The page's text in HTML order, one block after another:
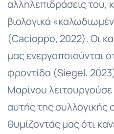
αλληλεπιδράσεις του,
βιολογικά
(Cacioppo, 2022). Οι
μας ενεργοποιούνται
φροντίδα (Siegel,
Μαρίνου
αυτής της συλλογικής
θυμίζοντάς μας ότι